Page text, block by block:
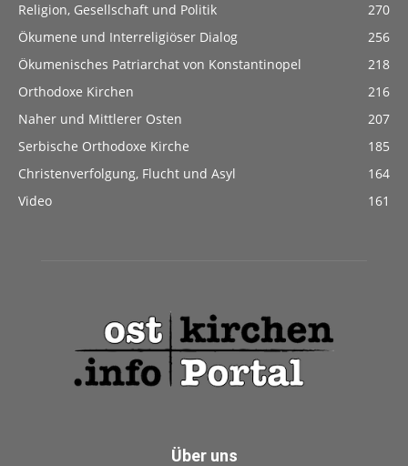
Religion, Gesellschaft und Politik
270
Ökumene und Interreligiöser Dialog
256
Ökumenisches Patriarchat von Konstantinopel
218
Orthodoxe Kirchen
216
Naher und Mittlerer Osten
207
Serbische Orthodoxe Kirche
185
Christenverfolgung, Flucht und Asyl
164
Video
161
Über uns